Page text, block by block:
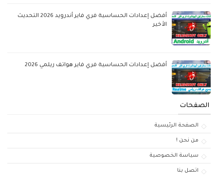
أفضل إعدادات الحساسية فري فاير أندرويد 2026 التحديث
الأخير
أفضل إعدادات الحساسية فري فاير هواتف ريلمي 2026
الصفحات
الصفحة الرئيسية
من نحن !
سياسة الخصوصية
اتصل بنا